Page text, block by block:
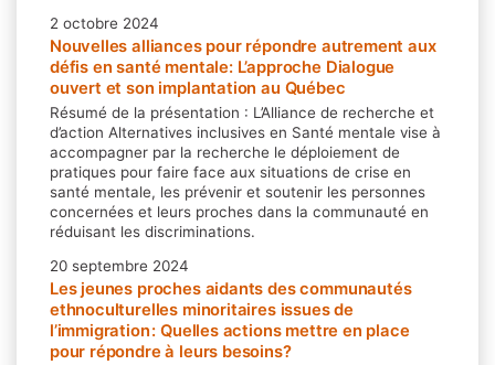
2 octobre 2024
Nouvelles alliances pour répondre autrement aux
défis en santé mentale: L’approche Dialogue
ouvert et son implantation au Québec
Résumé de la présentation : L’Alliance de recherche et
d’action Alternatives inclusives en Santé mentale vise à
accompagner par la recherche le déploiement de
pratiques pour faire face aux situations de crise en
santé mentale, les prévenir et soutenir les personnes
concernées et leurs proches dans la communauté en
réduisant les discriminations.
20 septembre 2024
Les jeunes proches aidants des communautés
ethnoculturelles minoritaires issues de
l’immigration : Quelles actions mettre en place
pour répondre à leurs besoins?